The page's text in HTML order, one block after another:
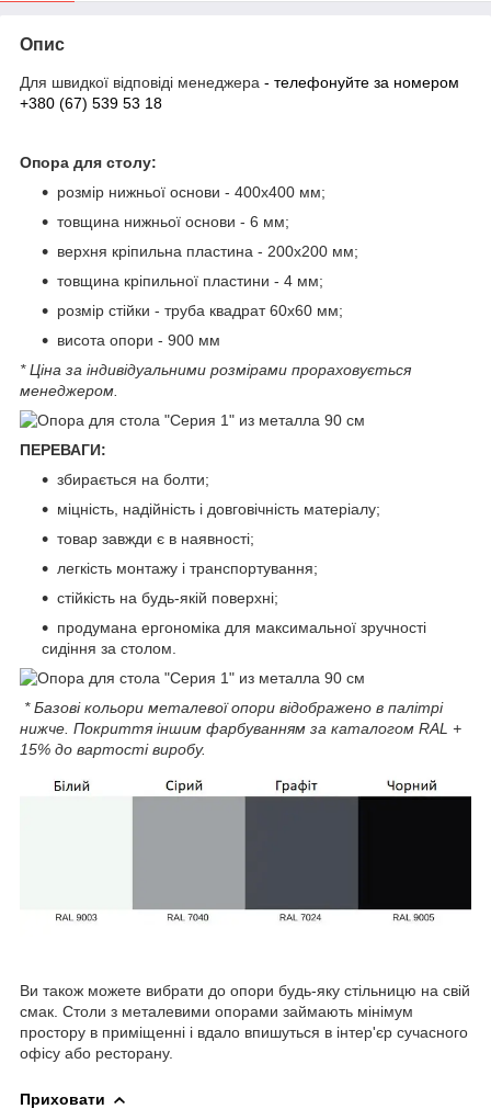
Опис
Для швидкої відповіді менеджера - телефонуйте за номером
+380 (67) 539 53 18
Опора для столу:
розмір нижньої основи - 400х400 мм;
товщина нижньої основи - 6 мм;
верхня кріпильна пластина - 200х200 мм;
товщина кріпильної пластини - 4 мм;
розмір стійки - труба квадрат 60х60 мм;
висота опори - 900 мм
* Ціна за індивідуальними розмірами прораховується
менеджером.
ПЕРЕВАГИ:
збирається на болти;
міцність, надійність і довговічність матеріалу;
товар завжди є в наявності;
легкість монтажу і транспортування;
стійкість на будь-якій поверхні;
продумана ергономіка для максимальної зручності
сидіння за столом.
* Базові кольори металевої опори відображено в палітрі
нижче. Покриття іншим фарбуванням за каталогом RAL +
15% до вартості виробу.
Ви також можете вибрати до опори будь-яку стільницю на свій
смак. Столи з металевими опорами займають мінімум
простору в приміщенні і вдало впишуться в інтер'єр сучасного
офісу або ресторану.
Приховати